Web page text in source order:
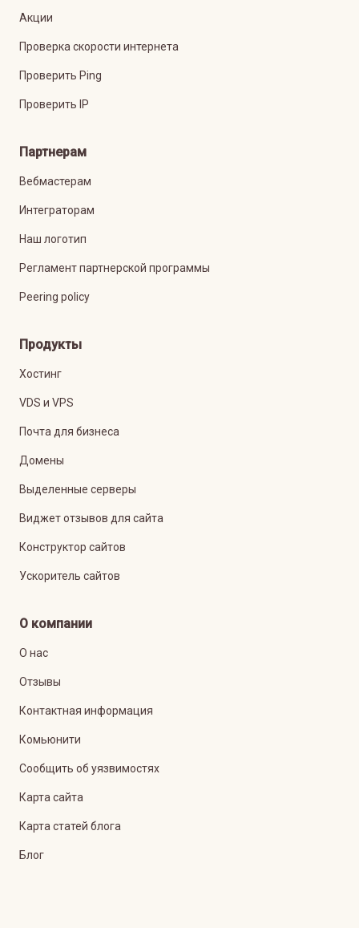
Акции
Проверка скорости интернета
Проверить Ping
Проверить IP
Партнерам
Вебмастерам
Интеграторам
Наш логотип
Регламент партнерской программы
Peering policy
Продукты
Хостинг
VDS и VPS
Почта для бизнеса
Домены
Выделенные серверы
Виджет отзывов для сайта
Конструктор сайтов
Ускоритель сайтов
О компании
О нас
Отзывы
Контактная информация
Комьюнити
Сообщить об уязвимостях
Карта сайта
Карта статей блога
Блог